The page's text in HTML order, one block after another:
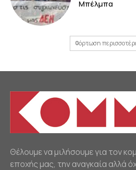
Μπέλμπα
Φόρτωση
Θέλουμε να μιλήσουμε για τον
εποχής μας, την αναγκαία αλλά